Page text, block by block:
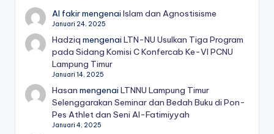
Al fakirmengenaiIslam dan Agnostisisme
Januari 24, 2025
Hadziq mengenaiLTN-NU Usulkan Tiga Program
pada Sidang Komisi C Konfercab Ke-VI PCNU
Lampung Timur
Januari 14, 2025
Hasan mengenaiLTNNU Lampung Timur
Selenggarakan Seminar dan Bedah Buku di Pon-
Pes Athlet dan Seni Al-Fatimiyyah
Januari 4, 2025